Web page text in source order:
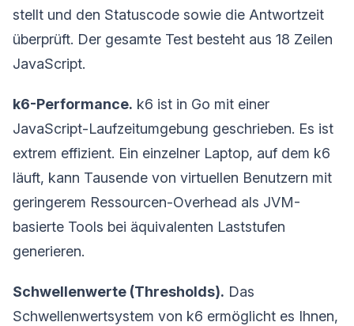
stellt und den Statuscode sowie die Antwortzeit
überprüft. Der gesamte Test besteht aus 18 Zeilen
JavaScript.
k6-Performance. k6 ist in Go mit einer
JavaScript-Laufzeitumgebung geschrieben. Es ist
extrem effizient. Ein einzelner Laptop, auf dem k6
läuft, kann Tausende von virtuellen Benutzern mit
geringerem Ressourcen-Overhead als JVM-
basierte Tools bei äquivalenten Laststufen
generieren.
Schwellenwerte (Thresholds). Das
Schwellenwertsystem von k6 ermöglicht es Ihnen,